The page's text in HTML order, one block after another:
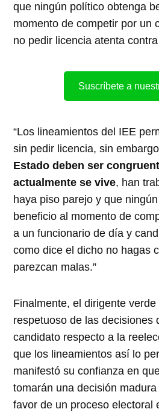
que ningún político obtenga
momento de competir por un
no pedir licencia atenta
Suscríbete a
“Los lineamientos del IEE
sin pedir licencia, sin
Estado deben ser
actualmente se vive, han
haya piso parejo y que
beneficio al momento de
a un funcionario de día y
como dice el dicho no hagas
parezcan malas.”
Finalmente, el dirigente
respetuoso de las decisiones
candidato respecto a la
que los lineamientos así lo
manifestó su confianza en
tomarán una decisión
favor de un proceso electoral